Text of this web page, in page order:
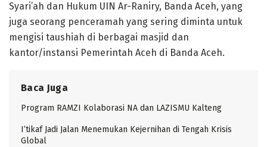
Syari’ah dan Hukum UIN Ar-Raniry, Banda Aceh, yang
juga seorang penceramah yang sering diminta untuk
mengisi taushiah di berbagai masjid dan
kantor/instansi Pemerintah Aceh di Banda Aceh.
Baca Juga
Program RAMZI Kolaborasi NA dan LAZISMU Kalteng
I’tikaf Jadi Jalan Menemukan Kejernihan di Tengah Krisis
Global